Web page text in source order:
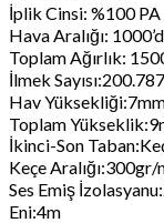
İplik Cinsi: %100 PA
Hava Aralığı:
Toplam Ağırlık:
İlmek Sayısı:200.787
Hav
Toplam
İkinci-Son
Keçe Aralığı:300gr/
Ses Emiş
Eni:4m